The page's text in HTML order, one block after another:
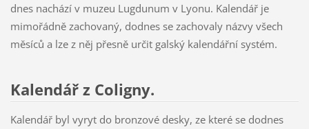
dnes nachází v muzeu Lugdunum v Lyonu. Kalendář je
mimořádně zachovaný, dodnes se zachovaly názvy všech
měsíců a lze z něj přesně určit galský kalendářní systém.
Kalendář z Coligny.
Kalendář byl vyryt do bronzové desky, ze které se dodnes